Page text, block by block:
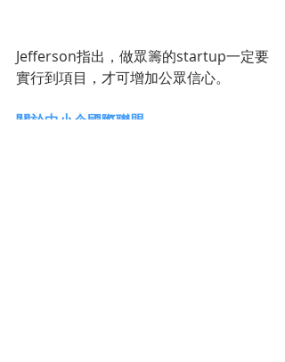
Jefferson指出，做眾籌的startup一定要
實行到項目，才可增加公眾信心。
關於中小企國際聯盟